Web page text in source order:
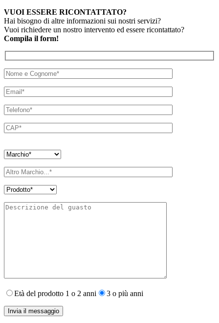
VUOI ESSERE RICONTATTATO?
Hai bisogno di altre informazioni sui nostri servizi?
Vuoi richiedere un nostro intervento ed essere ricontattato?
Compila il form!
Età del prodotto 1 o 2 anni 3 o più anni